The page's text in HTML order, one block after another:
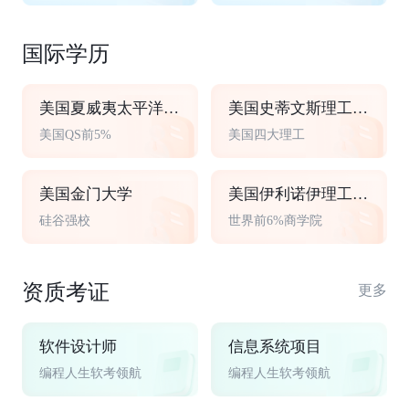
国际学历
美国夏威夷太平洋大学
美国QS前5%
美国史蒂文斯理工学院
美国四大理工
美国金门大学
硅谷强校
美国伊利诺伊理工大学
世界前6%商学院
资质考证 更多
软件设计师
编程人生软考领航
信息系统项目
编程人生软考领航